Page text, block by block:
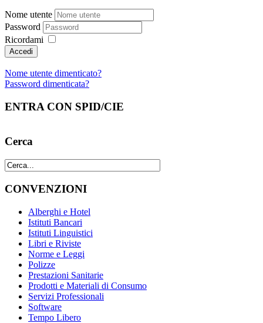
Nome utente
Password
Ricordami
Nome utente dimenticato?
Password dimenticata?
ENTRA CON SPID/CIE
Cerca
CONVENZIONI
Alberghi e Hotel
Istituti Bancari
Istituti Linguistici
Libri e Riviste
Norme e Leggi
Polizze
Prestazioni Sanitarie
Prodotti e Materiali di Consumo
Servizi Professionali
Software
Tempo Libero